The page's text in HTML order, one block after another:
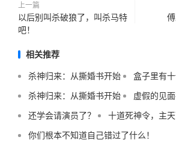
上一篇
以后别叫杀破狼了，叫杀马特
吧！
相关推荐
杀神归来：从撕婚书开始
盒子里有十
杀神归来：从撕婚书开始
虚假的见
还学会请演员了？
十道死神令，主天
你们根本不知道自己错过了什么！